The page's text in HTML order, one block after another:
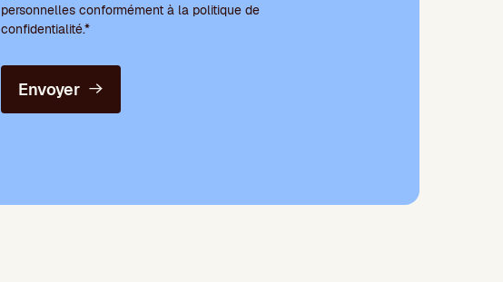
personnelles conformément à la politique de
confidentialité.*
Envoyer